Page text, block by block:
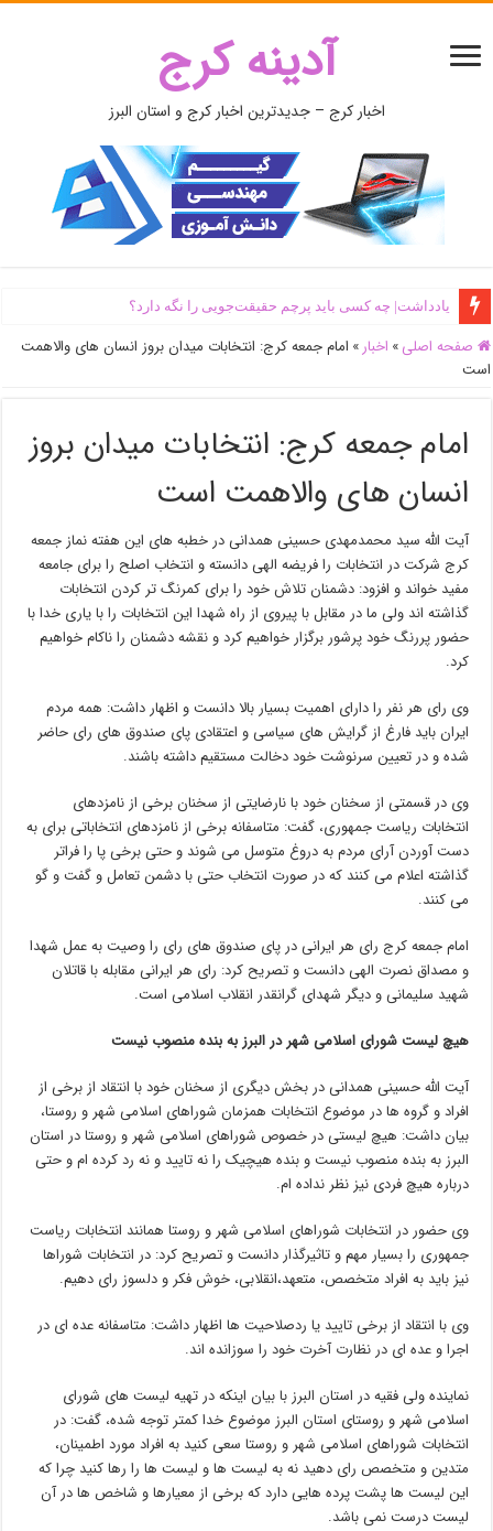
آدینه کرج
اخبار کرج – جدیدترین اخبار کرج و استان البرز
یادداشت| ‌چه کسی باید پرچم حقیقت‌جویی را نگه دارد؟
صفحه اصلی » اخبار » امام جمعه کرج: انتخابات میدان بروز انسان های والاهمت
است
امام جمعه کرج: انتخابات میدان بروز
انسان های والاهمت است
آیت الله سید محمدمهدی حسینی همدانی در خطبه های این هفته نماز جمعه
کرج شرکت در انتخابات را فریضه الهی دانسته و انتخاب اصلح را برای جامعه
مفید خواند و افزود: دشمنان تلاش خود را برای کمرنگ تر کردن انتخابات
گذاشته اند ولی ما در مقابل با پیروی از راه شهدا این انتخابات را با یاری خدا با
حضور پررنگ خود پرشور برگزار خواهیم کرد و نقشه دشمنان را ناکام خواهیم
کرد.
وی رای هر نفر را دارای اهمیت بسیار بالا دانست و اظهار داشت: همه مردم
ایران باید فارغ از گرایش های سیاسی و اعتقادی پای صندوق های رای حاضر
شده و در تعیین سرنوشت خود دخالت مستقیم داشته باشند.
وی در قسمتی از سخنان خود با نارضایتی از سخنان برخی از نامزدهای
انتخابات ریاست جمهوری، گفت: متاسفانه برخی از نامزدهای انتخاباتی برای به
دست آوردن آرای مردم به دروغ متوسل می شوند و حتی برخی پا را فراتر
گذاشته اعلام می کنند که در صورت انتخاب حتی با دشمن تعامل و گفت و گو
می کنند.
امام جمعه کرج رای هر ایرانی در پای صندوق های رای را وصیت به عمل شهدا
و مصداق نصرت الهی دانست و تصریح کرد: رای هر ایرانی مقابله با قاتلان
شهید سلیمانی و دیگر شهدای گرانقدر انقلاب اسلامی است.
هیچ لیست شورای اسلامی شهر در البرز به بنده منصوب نیست
آیت الله حسینی همدانی در بخش دیگری از سخنان خود با انتقاد از برخی از
افراد و گروه ها در موضوع انتخابات همزمان شوراهای اسلامی شهر و روستا،
بیان داشت: هیچ لیستی در خصوص شوراهای اسلامی شهر و روستا در استان
البرز به بنده منصوب نیست و بنده هیچیک را نه تایید و نه رد کرده ام و حتی
درباره هیچ فردی نیز نظر نداده ام.
وی حضور در انتخابات شوراهای اسلامی شهر و روستا همانند انتخابات ریاست
جمهوری را بسیار مهم و تاثیرگذار دانست و تصریح کرد: در انتخابات شوراها
نیز باید به افراد متخصص، متعهد،‌انقلابی، خوش فکر و دلسوز رای دهیم.
وی با انتقاد از برخی تایید یا ردصلاحیت ها اظهار داشت: متاسفانه عده ای در
اجرا و عده ای در نظارت آخرت خود را سوزانده اند.
نماینده ولی فقیه در استان البرز با بیان اینکه در تهیه لیست های شورای
اسلامی شهر و روستای استان البرز موضوع خدا کمتر توجه شده، گفت: در
انتخابات شوراهای اسلامی شهر و روستا سعی کنید به افراد مورد اطمینان،
متدین و متخصص رای دهید نه به لیست ها و لیست ها را رها کنید چرا که
این لیست ها پشت پرده هایی دارد که برخی از معیارها و شاخص ها در آن
لیست درست نمی باشد.